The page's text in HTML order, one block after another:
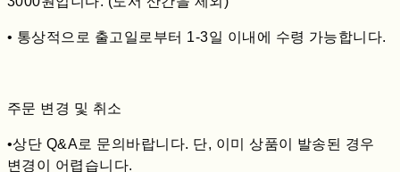
• 통상적으로 출고일로부터 1-3일 이내에 수령 가능합니다.
주문 변경 및 취소
•상단 Q&A로 문의바랍니다. 단, 이미 상품이 발송된 경우
변경이 어렵습니다.